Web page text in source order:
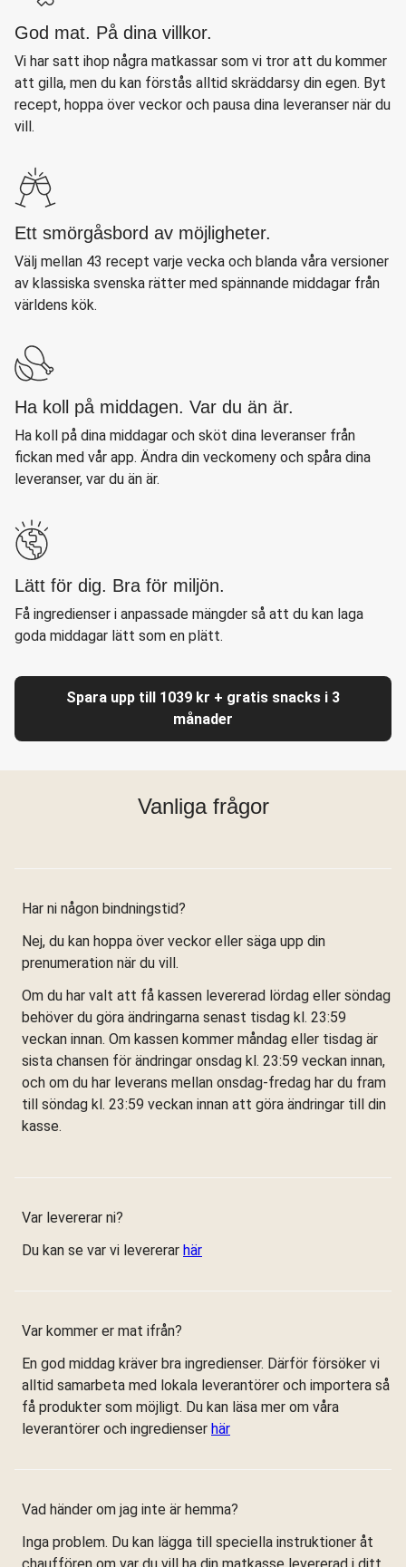
God mat. På dina villkor.
Vi har satt ihop några matkassar som vi tror att du kommer
att gilla, men du kan förstås alltid skräddarsy din egen. Byt
recept, hoppa över veckor och pausa dina leveranser när du
vill.
Ett smörgåsbord av möjligheter.
Välj mellan 43 recept varje vecka och blanda våra versioner
av klassiska svenska rätter med spännande middagar från
världens kök.
Ha koll på middagen. Var du än är.
Ha koll på dina middagar och sköt dina leveranser från
fickan med vår app. Ändra din veckomeny och spåra dina
leveranser, var du än är.
Lätt för dig. Bra för miljön.
Få ingredienser i anpassade mängder så att du kan laga
goda middagar lätt som en plätt.
Spara upp till 1039 kr + gratis snacks i 3
månader
Vanliga frågor
Har ni någon bindningstid?
Nej, du kan hoppa över veckor eller säga upp din
prenumeration när du vill.
Om du har valt att få kassen levererad lördag eller söndag
behöver du göra ändringarna senast tisdag kl. 23:59
veckan innan. Om kassen kommer måndag eller tisdag är
sista chansen för ändringar onsdag kl. 23:59 veckan innan,
och om du har leverans mellan onsdag-fredag har du fram
till söndag kl. 23:59 veckan innan att göra ändringar till din
kasse.
Var levererar ni?
Du kan se var vi levererar här
Var kommer er mat ifrån?
En god middag kräver bra ingredienser. Därför försöker vi
alltid samarbeta med lokala leverantörer och importera så
få produkter som möjligt. Du kan läsa mer om våra
leverantörer och ingredienser här
Vad händer om jag inte är hemma?
Inga problem. Du kan lägga till speciella instruktioner åt
chauffören om var du vill ha din matkasse levererad i ditt